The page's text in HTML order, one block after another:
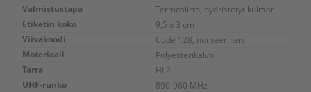
Valmistustapa Termosiirto, pyöristetyt kulmat
Etiketin koko 9,5 x 3 cm
Viivakoodi Code 128, numeerinen
Materiaali Polyesterikalvo
Tarra HL2
UHF-runko 890-960 MHz